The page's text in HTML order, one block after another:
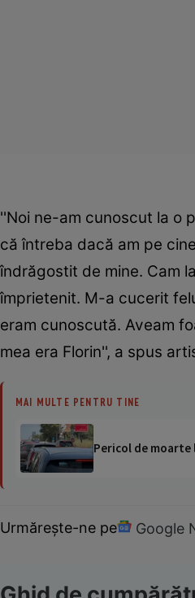
''Noi ne-am cunoscut la o
că întreba dacă am pe
îndrăgostit de mine. Cam
împrietenit. M-a cucerit
eram cunoscută. Aveam
mea era Florin'', a spus
MAI MULTE PENTRU TINE
Pericol de
Urmărește-ne pe Google